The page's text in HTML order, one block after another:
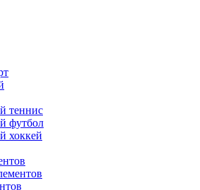
теннис
футбол
хоккей